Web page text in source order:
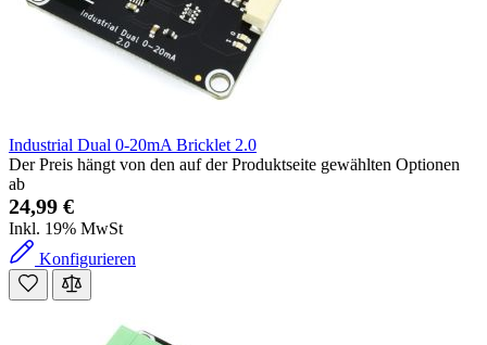
Industrial Dual 0-20mA Bricklet 2.0
Der Preis hängt von den auf der Produktseite gewählten Optionen
ab
24,99 €
Inkl. 19% MwSt
Konfigurieren